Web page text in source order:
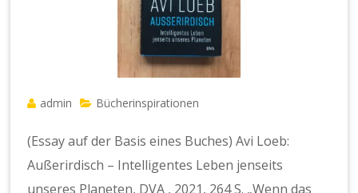
admin Bücherinspirationen
(Essay auf der Basis eines Buches) Avi Loeb:
Außerirdisch – Intelligentes Leben jenseits
unseres Planeten, DVA , 2021, 264 S. „Wenn das